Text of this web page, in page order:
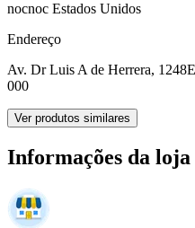
nocnoc Estados Unidos
Endereço
Av. Dr Luis A de Herrera, 1248
000
Ver produtos similares
Informações da loja